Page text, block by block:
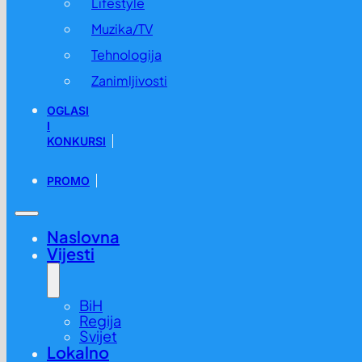
Muzika/TV
Tehnologija
Zanimljivosti
OGLASI
I
KONKURSI
PROMO
Naslovna
Vijesti
BiH
Regija
Svijet
Lokalno